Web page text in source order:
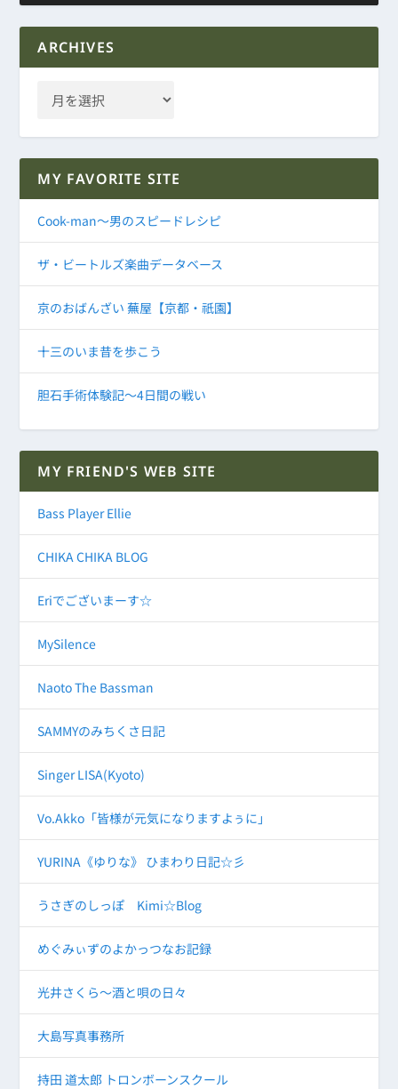
ARCHIVES
MY FAVORITE SITE
Cook-man～男のスピードレシピ
ザ・ビートルズ楽曲データベース
京のおばんざい 蕪屋【京都・祇園】
十三のいま昔を歩こう
胆石手術体験記～4日間の戦い
MY FRIEND'S WEB SITE
Bass Player Ellie
CHIKA CHIKA BLOG
Eriでございまーす☆
MySilence
Naoto The Bassman
SAMMYのみちくさ日記
Singer LISA(Kyoto)
Vo.Akko「皆様が元気になりますよぅに」
YURINA《ゆりな》 ひまわり日記☆彡
うさぎのしっぽ Kimi☆Blog
めぐみぃずのよかっつなお記録
光井さくら～酒と唄の日々
大島写真事務所
持田 道太郎 トロンボーンスクール